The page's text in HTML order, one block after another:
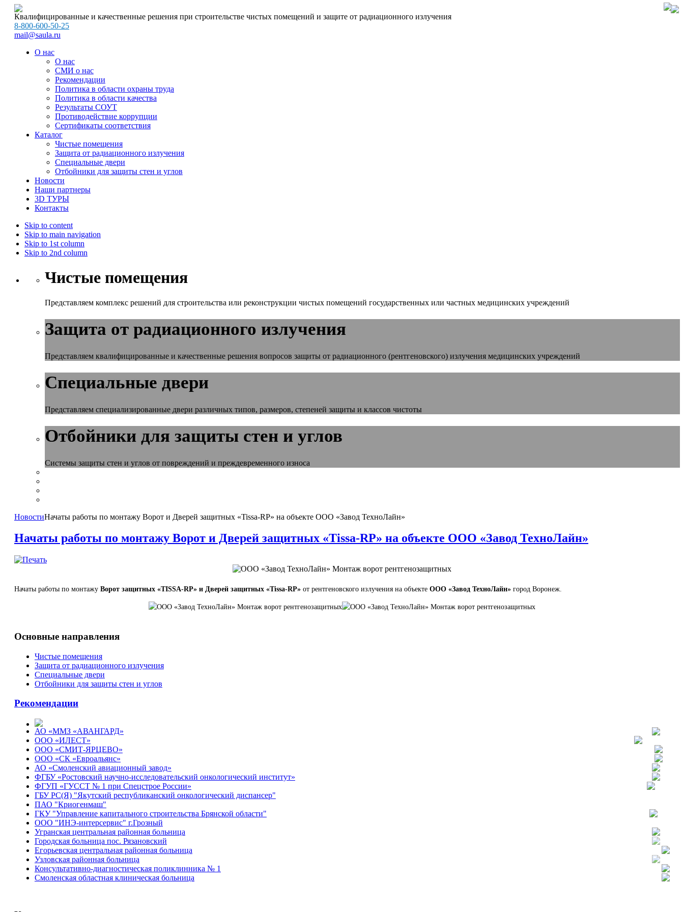
Квалифицированные и качественные решения при строительстве чистых помещений и защите от радиационного излучения
8-800-600-50-25
mail@saula.ru
О нас
О нас
СМИ о нас
Рекомендации
Политика в области охраны труда
Политика в области качества
Результаты СОУТ
Противодействие коррупции
Сертификаты соответствия
Каталог
Чистые помещения
Защита от радиационного излучения
Специальные двери
Отбойники для защиты стен и углов
Новости
Наши партнеры
3D ТУРЫ
Контакты
Skip to content
Skip to main navigation
Skip to 1st column
Skip to 2nd column
Чистые помещения
Представляем комплекс решений для строительства или реконструкции чистых помещений государственных или частных медицинских учреждений
Защита от радиационного излучения
Представляем квалифицированные и качественные решения вопросов защиты от радиационного (рентгеновского) излучения медицинских учреждений
Специальные двери
Представляем специализированные двери различных типов, размеров, степеней защиты и классов чистоты
Отбойники для защиты стен и углов
Системы защиты стен и углов от повреждений и преждевременного износа
НовостиНачаты работы по монтажу Ворот и Дверей защитных «Tissa-RP» на объекте ООО «Завод ТехноЛайн»
Начаты работы по монтажу Ворот и Дверей защитных «Tissa-RP» на объекте ООО «Завод ТехноЛайн»
Начаты работы по монтажу Ворот защитных «TISSA-RP» и Дверей защитных «Tissa-RP»от рентгеновского излучения на объекте ООО «Завод ТехноЛайн»город Воронеж.
Основные направления
Чистые помещения
Защита от радиационного излучения
Специальные двери
Отбойники для защиты стен и углов
Рекомендации
АО «ММЗ «АВАНГАРД»
ООО «ИЛЕСТ»
ООО «СМИТ-ЯРЦЕВО»
ООО «СК «Евроальянс»
АО «Смоленский авиационный завод»
ФГБУ «Ростовский научно-исследовательский онкологический институт»
ФГУП «ГУССТ № 1 при Спецстрое России»
ГБУ РС(Я) "Якутский республиканский онкологический диспансер"
ПАО "Криогенмаш"
ГКУ "Управление капитального строительства Брянской области"
ООО "ИНЭ-интерсервис" г.Грозный
Угранская центральная районная больница
Городская больница пос. Рязановский
Егорьевская центральная районная больница
Узловская районная больница
Консультативно-диагностическая поликлинника № 1
Смоленская областная клиническая больница